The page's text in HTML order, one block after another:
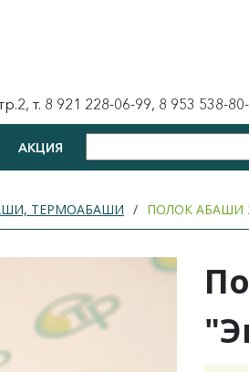
т. 8 921 228-06-99, 8 953 538-
АКЦИЯ
ТЕРМОАБАШИ ПОЛОК АБАШИ